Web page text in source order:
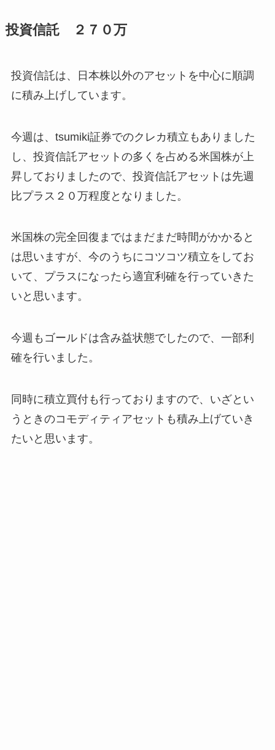
投資信託 ２７０万
投資信託は、日本株以外のアセットを中心に順調
に積み上げしています。
今週は、tsumiki証券でのクレカ積立もありました
し、投資信託アセットの多くを占める米国株が上
昇しておりましたので、投資信託アセットは先週
比プラス２０万程度となりました。
米国株の完全回復まではまだまだ時間がかかると
は思いますが、今のうちにコツコツ積立をしてお
いて、プラスになったら適宜利確を行っていきた
いと思います。
今週もゴールドは含み益状態でしたので、一部利
確を行いました。
同時に積立買付も行っておりますので、いざとい
うときのコモディティアセットも積み上げていき
たいと思います。